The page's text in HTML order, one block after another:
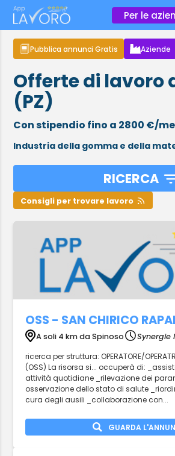
Per le
Pubblica annunci Gratis Aziende
Offerte di lavoro
(PZ)
Con stipendio fino a 2800 €/
Industria della gomma e della
RICERCA
Consigli per trovare lavoro
OSS - SAN CHIRICO
A soli 4 km da Spinoso
Synergie
ricerca per struttura: OPERATORE/
(OSS) La risorsa si... occuperà di:
attività quotidiane _rilevazione dei
osservazione dello stato di salute
cura degli ausili _collaborazione con...
GUARDA